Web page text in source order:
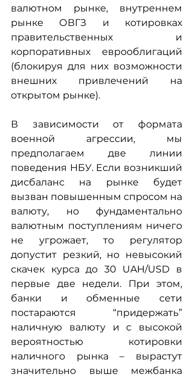
валютном рынке, внутреннем
рынке ОВГЗ и котировках
правительственных и
корпоративных еврооблигаций
(блокируя для них возможности
внешних привлечений на
открытом рынке).
В зависимости от формата
военной агрессии, мы
предполагаем две линии
поведения НБУ. Если возникший
дисбаланс на рынке будет
вызван повышенным спросом на
валюту, но фундаментально
валютным поступлениям ничего
не угрожает, то регулятор
допустит резкий, но невысокий
скачек курса до 30 UAH/USD в
первые две недели. При этом,
банки и обменные сети
постараются “придержать”
наличную валюту и с высокой
вероятностью котировки
наличного рынка – вырастут
значительно выше межбанка